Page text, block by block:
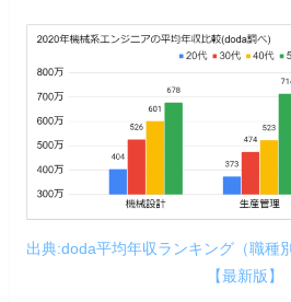
出典:doda平均年収ランキング（職種
【最新版】